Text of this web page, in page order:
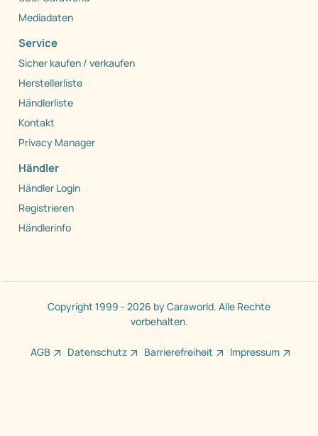
Mediadaten
Service
Sicher kaufen / verkaufen
Herstellerliste
Händlerliste
Kontakt
Privacy Manager
Händler
Händler Login
Registrieren
Händlerinfo
Copyright 1999 - 2026 by Caraworld. Alle Rechte
vorbehalten.
AGB Datenschutz Barrierefreiheit Impressum